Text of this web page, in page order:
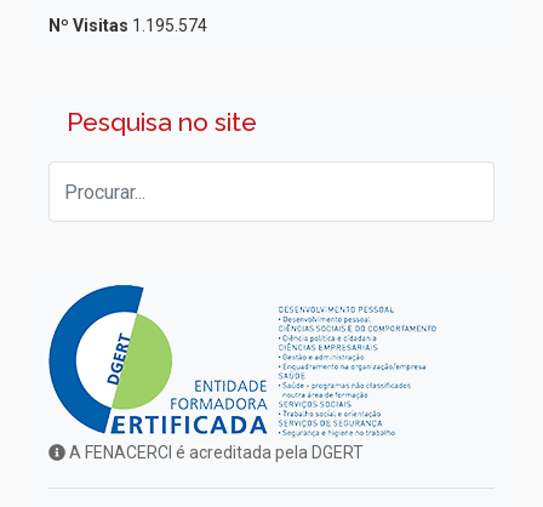
Nº Visitas 1.195.574
Pesquisa no site
A FENACERCI é acreditada pela DGERT